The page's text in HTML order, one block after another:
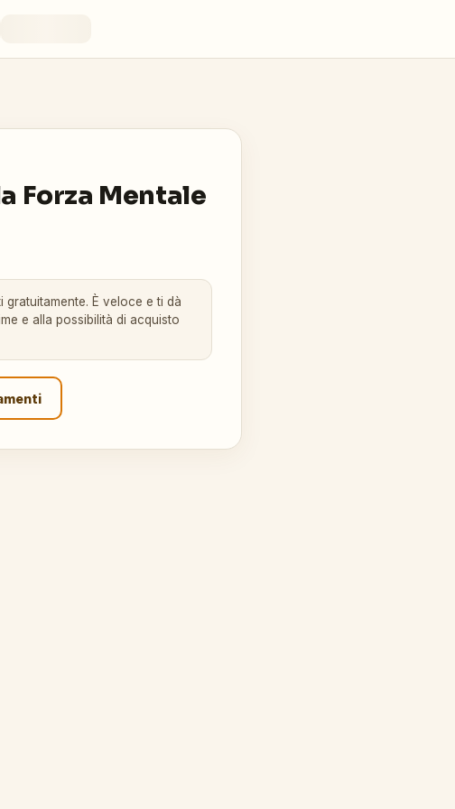
Forza Mentale
gratuitamente. È veloce e ti dà
e alla possibilità di acquisto